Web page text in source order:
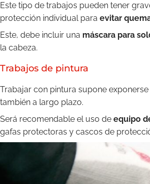
Este tipo de trabajos pueden tener
protección individual para evitar
Este, debe incluir una máscara para
la cabeza.
Trabajos de pintura
Trabajar con pintura supone
también a largo plazo.
Será recomendable el uso de equipo
gafas protectoras y cascos de